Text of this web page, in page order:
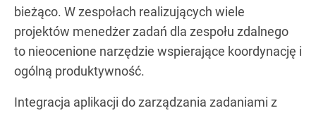
bieżąco. W zespołach realizujących wiele
projektów menedżer zadań dla zespołu zdalnego
to nieocenione narzędzie wspierające koordynację i
ogólną produktywność.
Integracja aplikacji do zarządzania zadaniami z